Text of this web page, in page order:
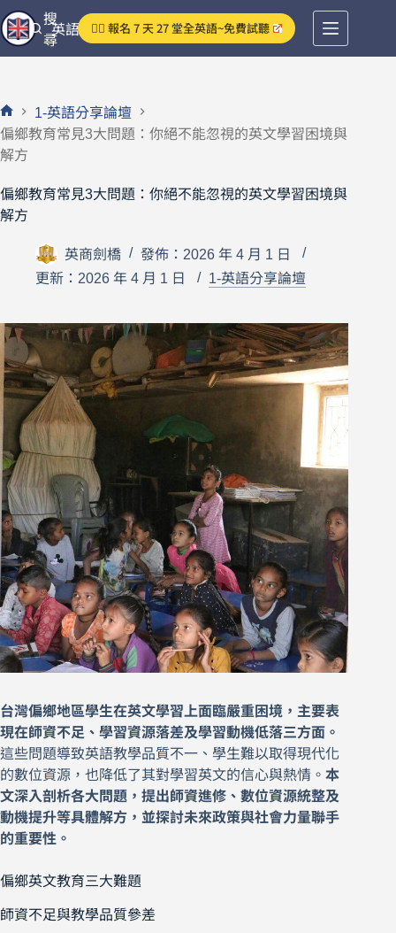
跳
至
主
容
英語分享論壇
搜
尋
👉🏻 報名 7 天 27 堂全英語~免費試聽
首
頁
1-英語分享論壇
偏鄉教育常見3大問題：你絕不能忽視的英文學習困境與
解方
偏鄉教育常見3大問題：你絕不能忽視的英文學習困境與
解方
英商劍橋
發佈：2026 年 4 月 1 日
更新：2026 年 4 月 1 日
1-英語分享論壇
台灣偏鄉地區學生在英文學習上面臨嚴重困境，主要表
現在師資不足、學習資源落差及學習動機低落三方面。
這些問題導致英語教學品質不一、學生難以取得現代化
的數位資源，也降低了其對學習英文的信心與熱情。 本
文深入剖析各大問題，提出師資進修、數位資源統整及
動機提升等具體解方，並探討未來政策與社會力量聯手
的重要性。
偏鄉英文教育三大難題
師資不足與教學品質參差